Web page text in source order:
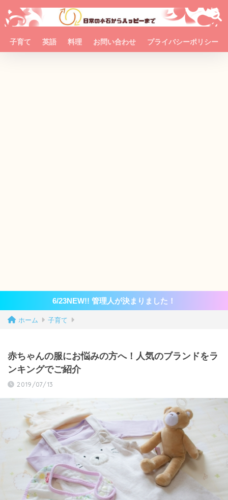
子育て 英語 料理 お問い合わせ プライバシーポリシー
6/23NEW!! 管理人が決まりました！
ホーム 子育て
赤ちゃんの服にお悩みの方へ！人気のブランドをラ
ンキングでご紹介
2019/07/13